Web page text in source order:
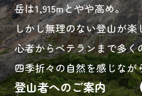
岳は1,915mとやや高め。
しかし無理のない登山が
心者からベテランまで多
四季折々の自然を感じな
登山者へのご案内